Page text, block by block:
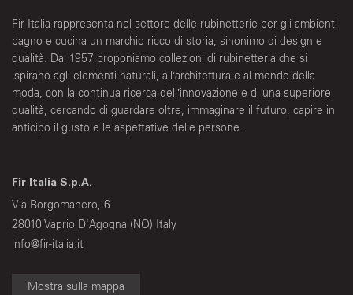
Fir Italia rappresenta nel settore delle rubinetterie per gli ambienti
bagno e cucina un marchio ricco di storia, sinonimo di design e
qualità. Dal 1957 proponiamo collezioni di rubinetteria che si
ispirano agli elementi naturali, all’architettura e al mondo della
moda, con la continua ricerca dell’innovazione e di una superiore
qualità, cercando di guardare oltre, immaginare il futuro, capire in
anticipo il gusto e le aspettative delle persone.
Fir Italia S.p.A.
Via Borgomanero, 6
28010 Vaprio D'Agogna (NO) Italy
info@fir-italia.it
Mostra sulla mappa